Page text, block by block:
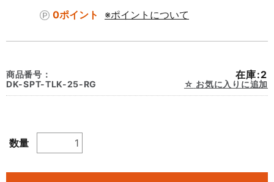
0ポイント
※ポイントについて
商品番号：
DK-SPT-TLK-25-RG
在庫:2
お気に入りに追加
数量